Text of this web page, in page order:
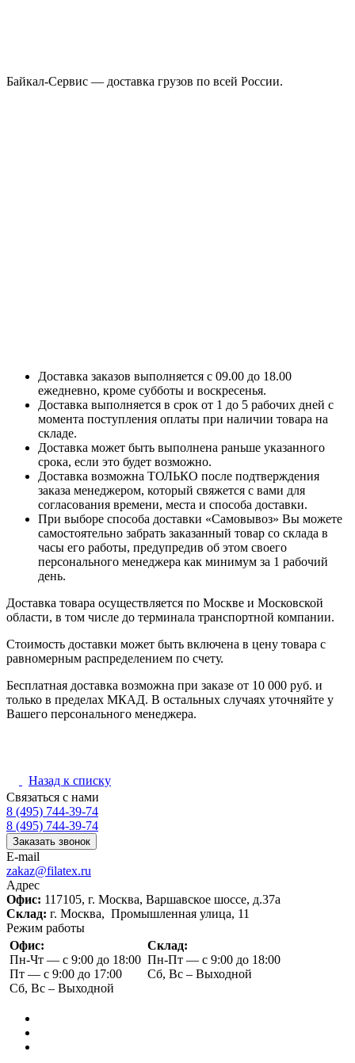
Байкал-Сервис — доставка грузов по всей России.
Доставка заказов выполняется с 09.00 до 18.00
ежедневно, кроме субботы и воскресенья.
Доставка выполняется в срок от 1 до 5 рабочих дней с
момента поступления оплаты при наличии товара на
складе.
Доставка может быть выполнена раньше указанного
срока, если это будет возможно.
Доставка возможна ТОЛЬКО после подтверждения
заказа менеджером, который свяжется с вами для
согласования времени, места и способа доставки.
При выборе способа доставки «Самовывоз» Вы можете
самостоятельно забрать заказанный товар со склада в
часы его работы, предупредив об этом своего
персонального менеджера как минимум за 1 рабочий
день.
Доставка товара осуществляется по Москве и Московской
области, в том числе до терминала транспортной компании.
Стоимость доставки может быть включена в цену товара с
равномерным распределением по счету.
Бесплатная доставка возможна при заказе от 10 000 руб. и
только в пределах МКАД. В остальных случаях уточняйте у
Вашего персонального менеджера.
Назад к списку
Связаться с нами
8 (495) 744-39-74
8 (495) 744-39-74
Заказать звонок
E-mail
zakaz@filatex.ru
Адрес
Офис: 117105, г. Москва, Варшавское шоссе, д.37а
Склад: г. Москва, Промышленная улица, 11
Режим работы
Офис:
Пн-Чт — с 9:00 до 18:00
Пт — с 9:00 до 17:00
Сб, Вс – Выходной
Склад:
Пн-Пт — с 9:00 до 18:00
Сб, Вс – Выходной